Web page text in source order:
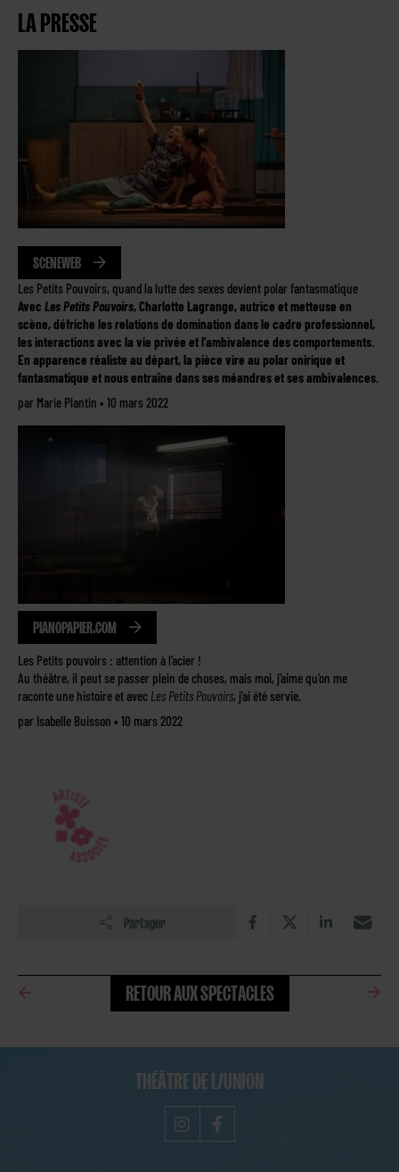
LA PRESSE
SCENEWEB
Les Petits Pouvoirs, quand la lutte des sexes devient polar fantasmatique
Avec Les Petits Pouvoirs, Charlotte Lagrange, autrice et metteuse en
scène, défriche les relations de domination dans le cadre professionnel,
les interactions avec la vie privée et l’ambivalence des comportements.
En apparence réaliste au départ, la pièce vire au polar onirique et
fantasmatique et nous entraîne dans ses méandres et ses ambivalences.
par Marie Plantin • 10 mars 2022
PIANOPAPIER.COM
Les Petits pouvoirs : attention à l’acier !
Au théâtre, il peut se passer plein de choses, mais moi, j’aime qu’on me
raconte une histoire et avec Les Petits Pouvoirs, j’ai été servie.
par Isabelle Buisson • 10 mars 2022
Partager
RETOUR AUX SPECTACLES
THÉÂTRE DE L/UNION